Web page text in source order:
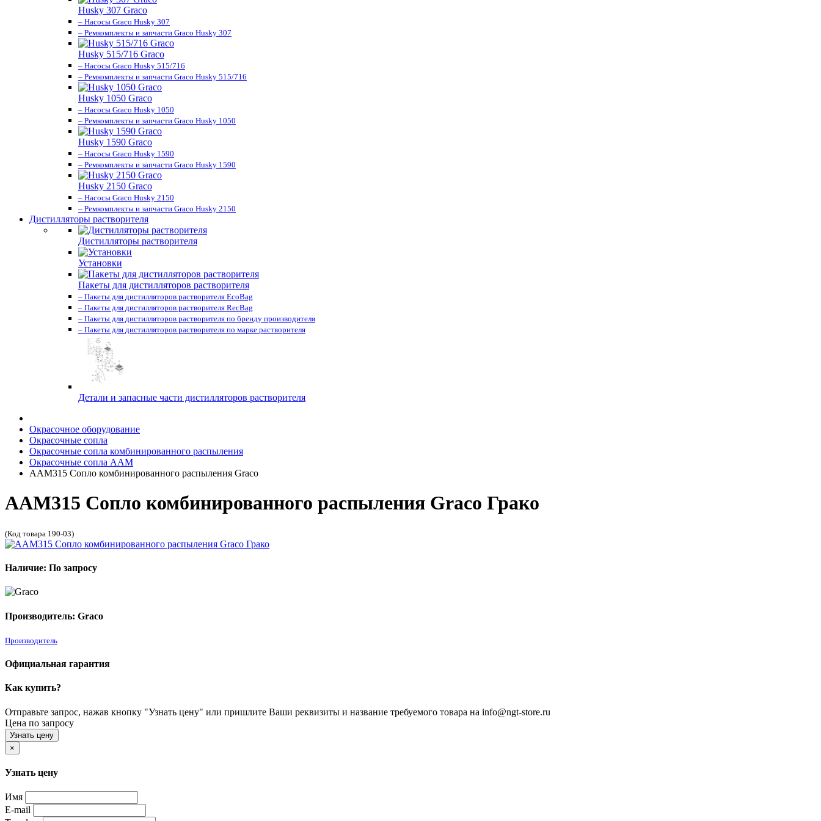
Husky 307 Graco
– Насосы Graco Husky 307
– Ремкомплекты и запчасти Graco Husky 307
Husky 515/716 Graco
– Насосы Graco Husky 515/716
– Ремкомплекты и запчасти Graco Husky 515/716
Husky 1050 Graco
– Насосы Graco Husky 1050
– Ремкомплекты и запчасти Graco Husky 1050
Husky 1590 Graco
– Насосы Graco Husky 1590
– Ремкомплекты и запчасти Graco Husky 1590
Husky 2150 Graco
– Насосы Graco Husky 2150
– Ремкомплекты и запчасти Graco Husky 2150
Дистилляторы растворителя
Дистилляторы растворителя
Установки
Пакеты для дистилляторов растворителя
– Пакеты для дистилляторов растворителя EcoBag
– Пакеты для дистилляторов растворителя RecBag
– Пакеты для дистилляторов растворителя по бренду производителя
– Пакеты для дистилляторов растворителя по марке растворителя
Детали и запасные части дистилляторов растворителя
Окрасочное оборудование
Окрасочные сопла
Окрасочные сопла комбинированного распыления
Окрасочные сопла AAM
AAM315 Сопло комбинированного распыления Graco
AAM315 Сопло комбинированного распыления Graco Грако
(Код товара 190-03)
Наличие: По запросу
Производитель: Graco
Производитель
Официальная гарантия
Как купить?
Отправьте запрос, нажав кнопку "Узнать цену" или пришлите Ваши реквизиты и название требуемого товара на info@ngt-store.ru
Цена по запросу
Узнать цену
×
Узнать цену
Имя
E-mail